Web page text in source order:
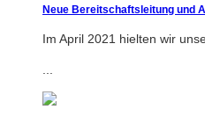
Neue Bereitschaftsleitung und
Im April 2021 hielten wir